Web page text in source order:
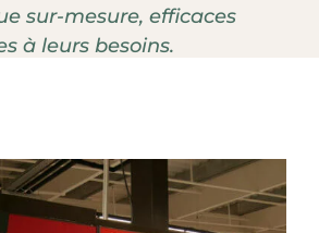
sur-mesure, efficaces
à leurs besoins.